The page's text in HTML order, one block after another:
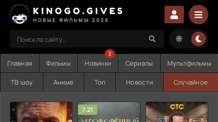
KINOGO.GIVES
НОВЫЕ ФИЛЬМЫ 2026
Главная Фильмы Новинки
3
Сериалы Мультфильмы
ТВ шоу Аниме Топ Новости Случайное
7.21